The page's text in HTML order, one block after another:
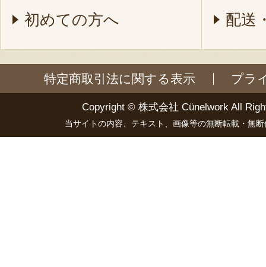
初めての方へ 配送
特定商取引法に関する表示 プラ
Copyright © 株式会社 Cünelwork All
当サイトの内容、テキスト、画像等の無断転載・無